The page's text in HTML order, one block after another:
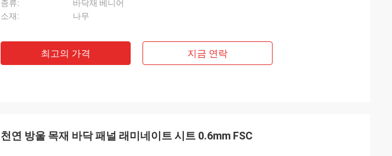
종류:
바닥재 베니어
소재:
나무
최고의 가격 지금 연락
천연 방울 목재 바닥 패널 래미네이트 시트 0.6mm FSC